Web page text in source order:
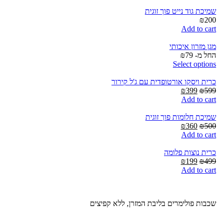
₪50.
₪35.
שמיכת גוד נייט פוך זוגית
₪200
Add to cart
מגן מזרון איכותי
החל מ-
₪79
Select options
כרית ויסקו אורטופדית עם ג'ל קירור
₪599
Original
price
₪599.
₪399
₪399.
Add to cart
שמיכת חלומות פוך זוגית
₪500
Original
price
₪500.
₪360
₪360.
Add to cart
כרית נוצות פלומה
₪499
Original
price
₪199
Add to cart
שכבות פולימרים בליבת המזרן, ללא קפיצים